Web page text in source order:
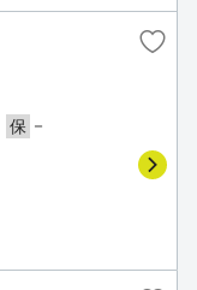
保 －